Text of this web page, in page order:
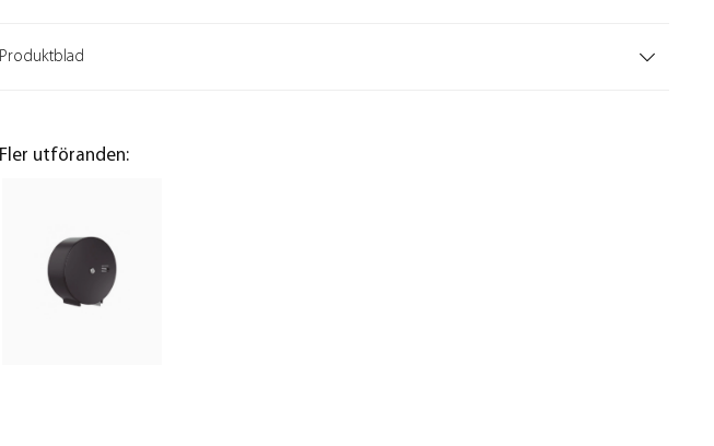
Produktblad
Fler utföranden: